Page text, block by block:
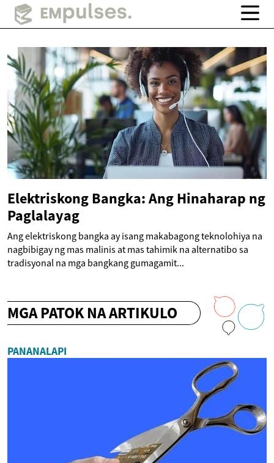
Elektriskong Bangka: Ang Hinaharap ng
Paglalayag
Ang elektriskong bangka ay isang makabagong teknolohiya na
nagbibigay ng mas malinis at mas tahimik na alternatibo sa
tradisyonal na mga bangkang gumagamit...
MGA PATOK NA ARTIKULO
PANANALAPI